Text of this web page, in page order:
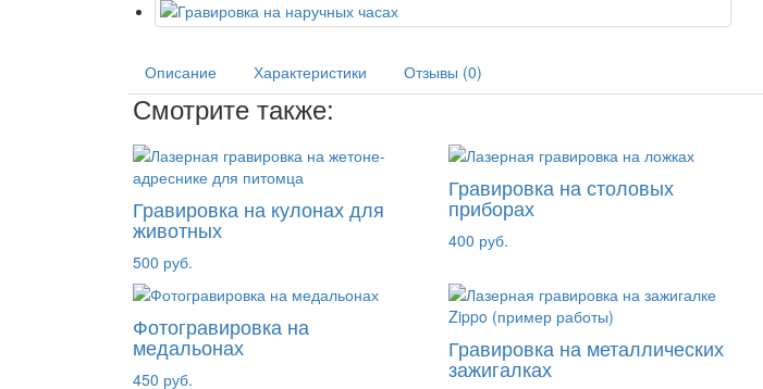
Описание Характеристики Отзывы (0)
Смотрите также:
Гравировка на кулонах для
животных
500 руб.
Гравировка на столовых
приборах
400 руб.
Фотогравировка на
медальонах
450 руб.
Гравировка на металлических
зажигалках